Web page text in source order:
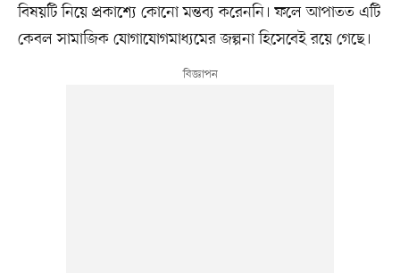
বিষয়টি নিয়ে প্রকাশ্যে কোনো মন্তব্য করেননি। ফলে আপাতত এটি
কেবল সামাজিক যোগাযোগমাধ্যমের জল্পনা হিসেবেই রয়ে গেছে।